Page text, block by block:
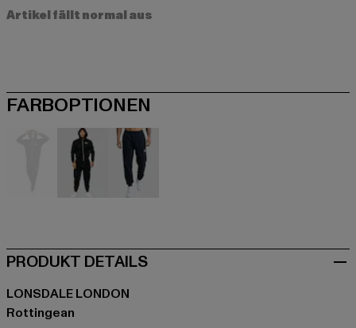
Artikel fällt normal aus
FARBOPTIONEN
PRODUKT DETAILS
LONSDALE LONDON
Rottingean